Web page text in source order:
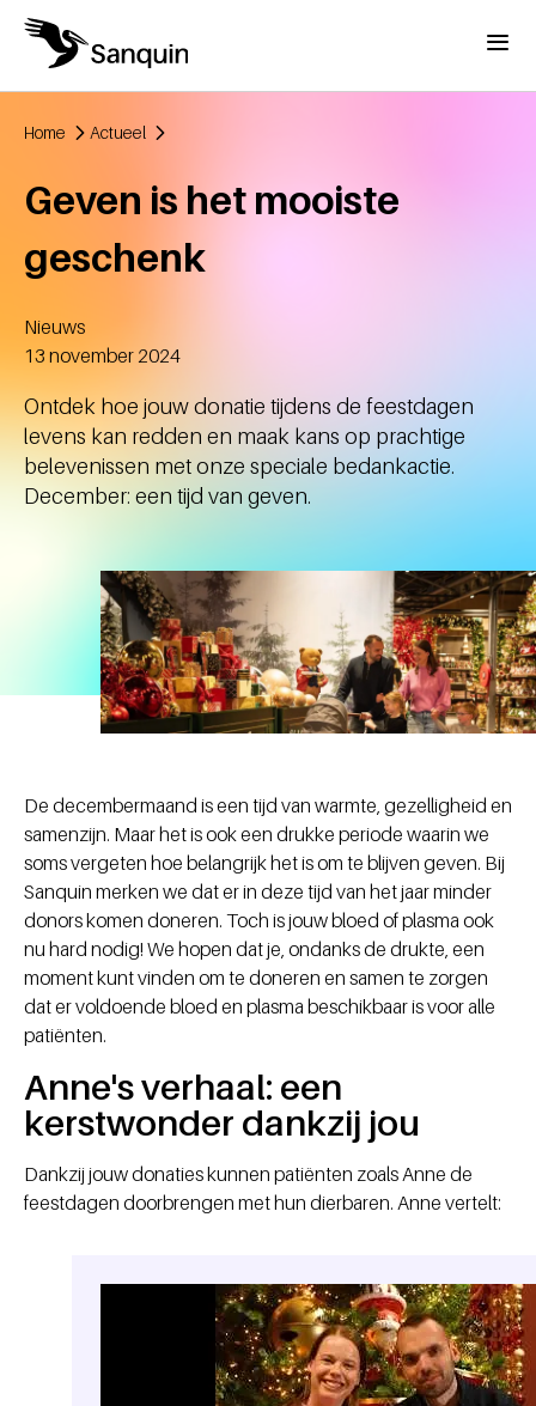
Overslaan en naar de inhoud gaan
Menu
Home Actueel
Geven is het mooiste
geschenk
Nieuws
Aangemaakt
13 november 2024
Ontdek hoe jouw donatie tijdens de feestdagen
levens kan redden en maak kans op prachtige
belevenissen met onze speciale bedankactie.
December: een tijd van geven.
De decembermaand is een tijd van warmte, gezelligheid en
samenzijn. Maar het is ook een drukke periode waarin we
soms vergeten hoe belangrijk het is om te blijven geven. Bij
Sanquin merken we dat er in deze tijd van het jaar minder
donors komen doneren. Toch is jouw bloed of plasma ook
nu hard nodig! We hopen dat je, ondanks de drukte, een
moment kunt vinden om te doneren en samen te zorgen
dat er voldoende bloed en plasma beschikbaar is voor alle
patiënten.
Anne's verhaal: een
kerstwonder dankzij jou
Dankzij jouw donaties kunnen patiënten zoals Anne de
feestdagen doorbrengen met hun dierbaren. Anne vertelt: